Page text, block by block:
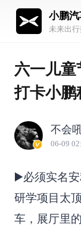
小鹏
未来出
六一儿
打卡小鹏
不会
06-09
▶️必须实名
研学项目太
车，展厅里